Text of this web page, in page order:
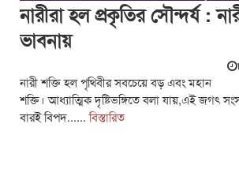
নারীরা হল প্রকৃতির সৌন্দর্য :
ভাবনায়
নারী শক্তি হল পৃথিবীর সবচেয়ে বড় এবং মহান
শক্তি। আধ্যাত্মিক দৃষ্টিভঙ্গিতে বলা যায়,এই জগৎ
বারই বিপদ......বিস্তারিত